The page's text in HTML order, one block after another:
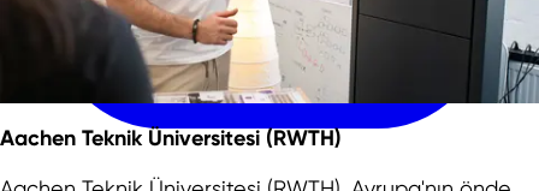
Aachen Teknik Üniversitesi (RWTH)